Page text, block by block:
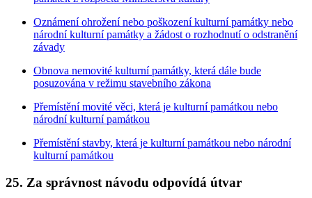
Oznámení ohrožení nebo poškození kulturní památky nebo
národní kulturní památky a žádost o rozhodnutí o odstranění
závady
Obnova nemovité kulturní památky, která dále bude
posuzována v režimu stavebního zákona
Přemístění movité věci, která je kulturní památkou nebo
národní kulturní památkou
Přemístění stavby, která je kulturní památkou nebo národní
kulturní památkou
25. Za správnost návodu odpovídá útvar